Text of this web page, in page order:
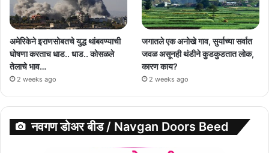
अमेरिकेने इराणसोबतचे युद्ध थांबवण्याची
घोषणा करताच धाड.. धाड.. कोसळले
तेलाचे भाव…
2 weeks ago
जगातले एक अनोखे गाव, सुर्याच्या सर्वात
जवळ असूनही थंडीने कुडकुडतात लोक,
कारण काय?
2 weeks ago
नवगण डोअर बीड / Navgan Doors Beed